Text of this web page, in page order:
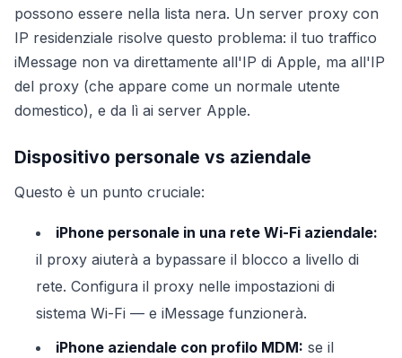
possono essere nella lista nera. Un server proxy con
IP residenziale risolve questo problema: il tuo traffico
iMessage non va direttamente all'IP di Apple, ma all'IP
del proxy (che appare come un normale utente
domestico), e da lì ai server Apple.
Dispositivo personale vs aziendale
Questo è un punto cruciale:
iPhone personale in una rete Wi-Fi aziendale:
il proxy aiuterà a bypassare il blocco a livello di
rete. Configura il proxy nelle impostazioni di
sistema Wi-Fi — e iMessage funzionerà.
iPhone aziendale con profilo MDM: se il